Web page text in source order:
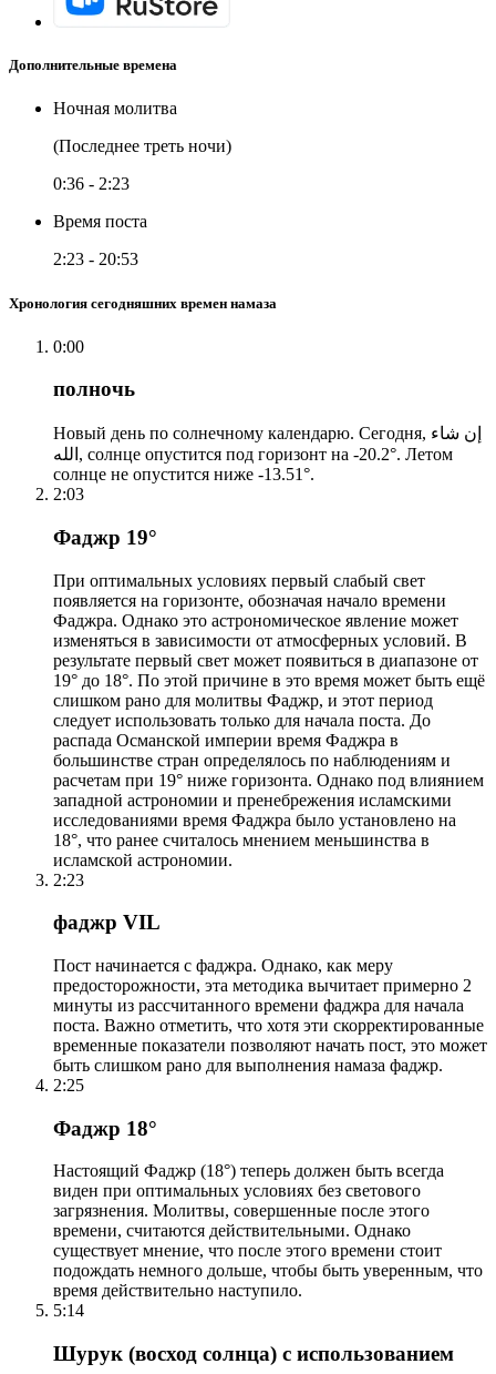
Дополнительные времена
Ночная молитва
(Последнее треть ночи)
0:36 - 2:23
Время поста
2:23 - 20:53
Хронология сегодняшних времен намаза
0:00
полночь
Новый день по солнечному календарю. Сегодня, إن شاء
الله, солнце опустится под горизонт на -20.2°. Летом
солнце не опустится ниже -13.51°.
2:03
Фаджр 19°
При оптимальных условиях первый слабый свет
появляется на горизонте, обозначая начало времени
Фаджра. Однако это астрономическое явление может
изменяться в зависимости от атмосферных условий. В
результате первый свет может появиться в диапазоне от
19° до 18°. По этой причине в это время может быть ещё
слишком рано для молитвы Фаджр, и этот период
следует использовать только для начала поста. До
распада Османской империи время Фаджра в
большинстве стран определялось по наблюдениям и
расчетам при 19° ниже горизонта. Однако под влиянием
западной астрономии и пренебрежения исламскими
исследованиями время Фаджра было установлено на
18°, что ранее считалось мнением меньшинства в
исламской астрономии.
2:23
фаджр VIL
Пост начинается с фаджра. Однако, как меру
предосторожности, эта методика вычитает примерно 2
минуты из рассчитанного времени фаджра для начала
поста. Важно отметить, что хотя эти скорректированные
временные показатели позволяют начать пост, это может
быть слишком рано для выполнения намаза фаджр.
2:25
Фаджр 18°
Настоящий Фаджр (18°) теперь должен быть всегда
виден при оптимальных условиях без светового
загрязнения. Молитвы, совершенные после этого
времени, считаются действительными. Однако
существует мнение, что после этого времени стоит
подождать немного дольше, чтобы быть уверенным, что
время действительно наступило.
5:14
Шурук (восход солнца) с использованием